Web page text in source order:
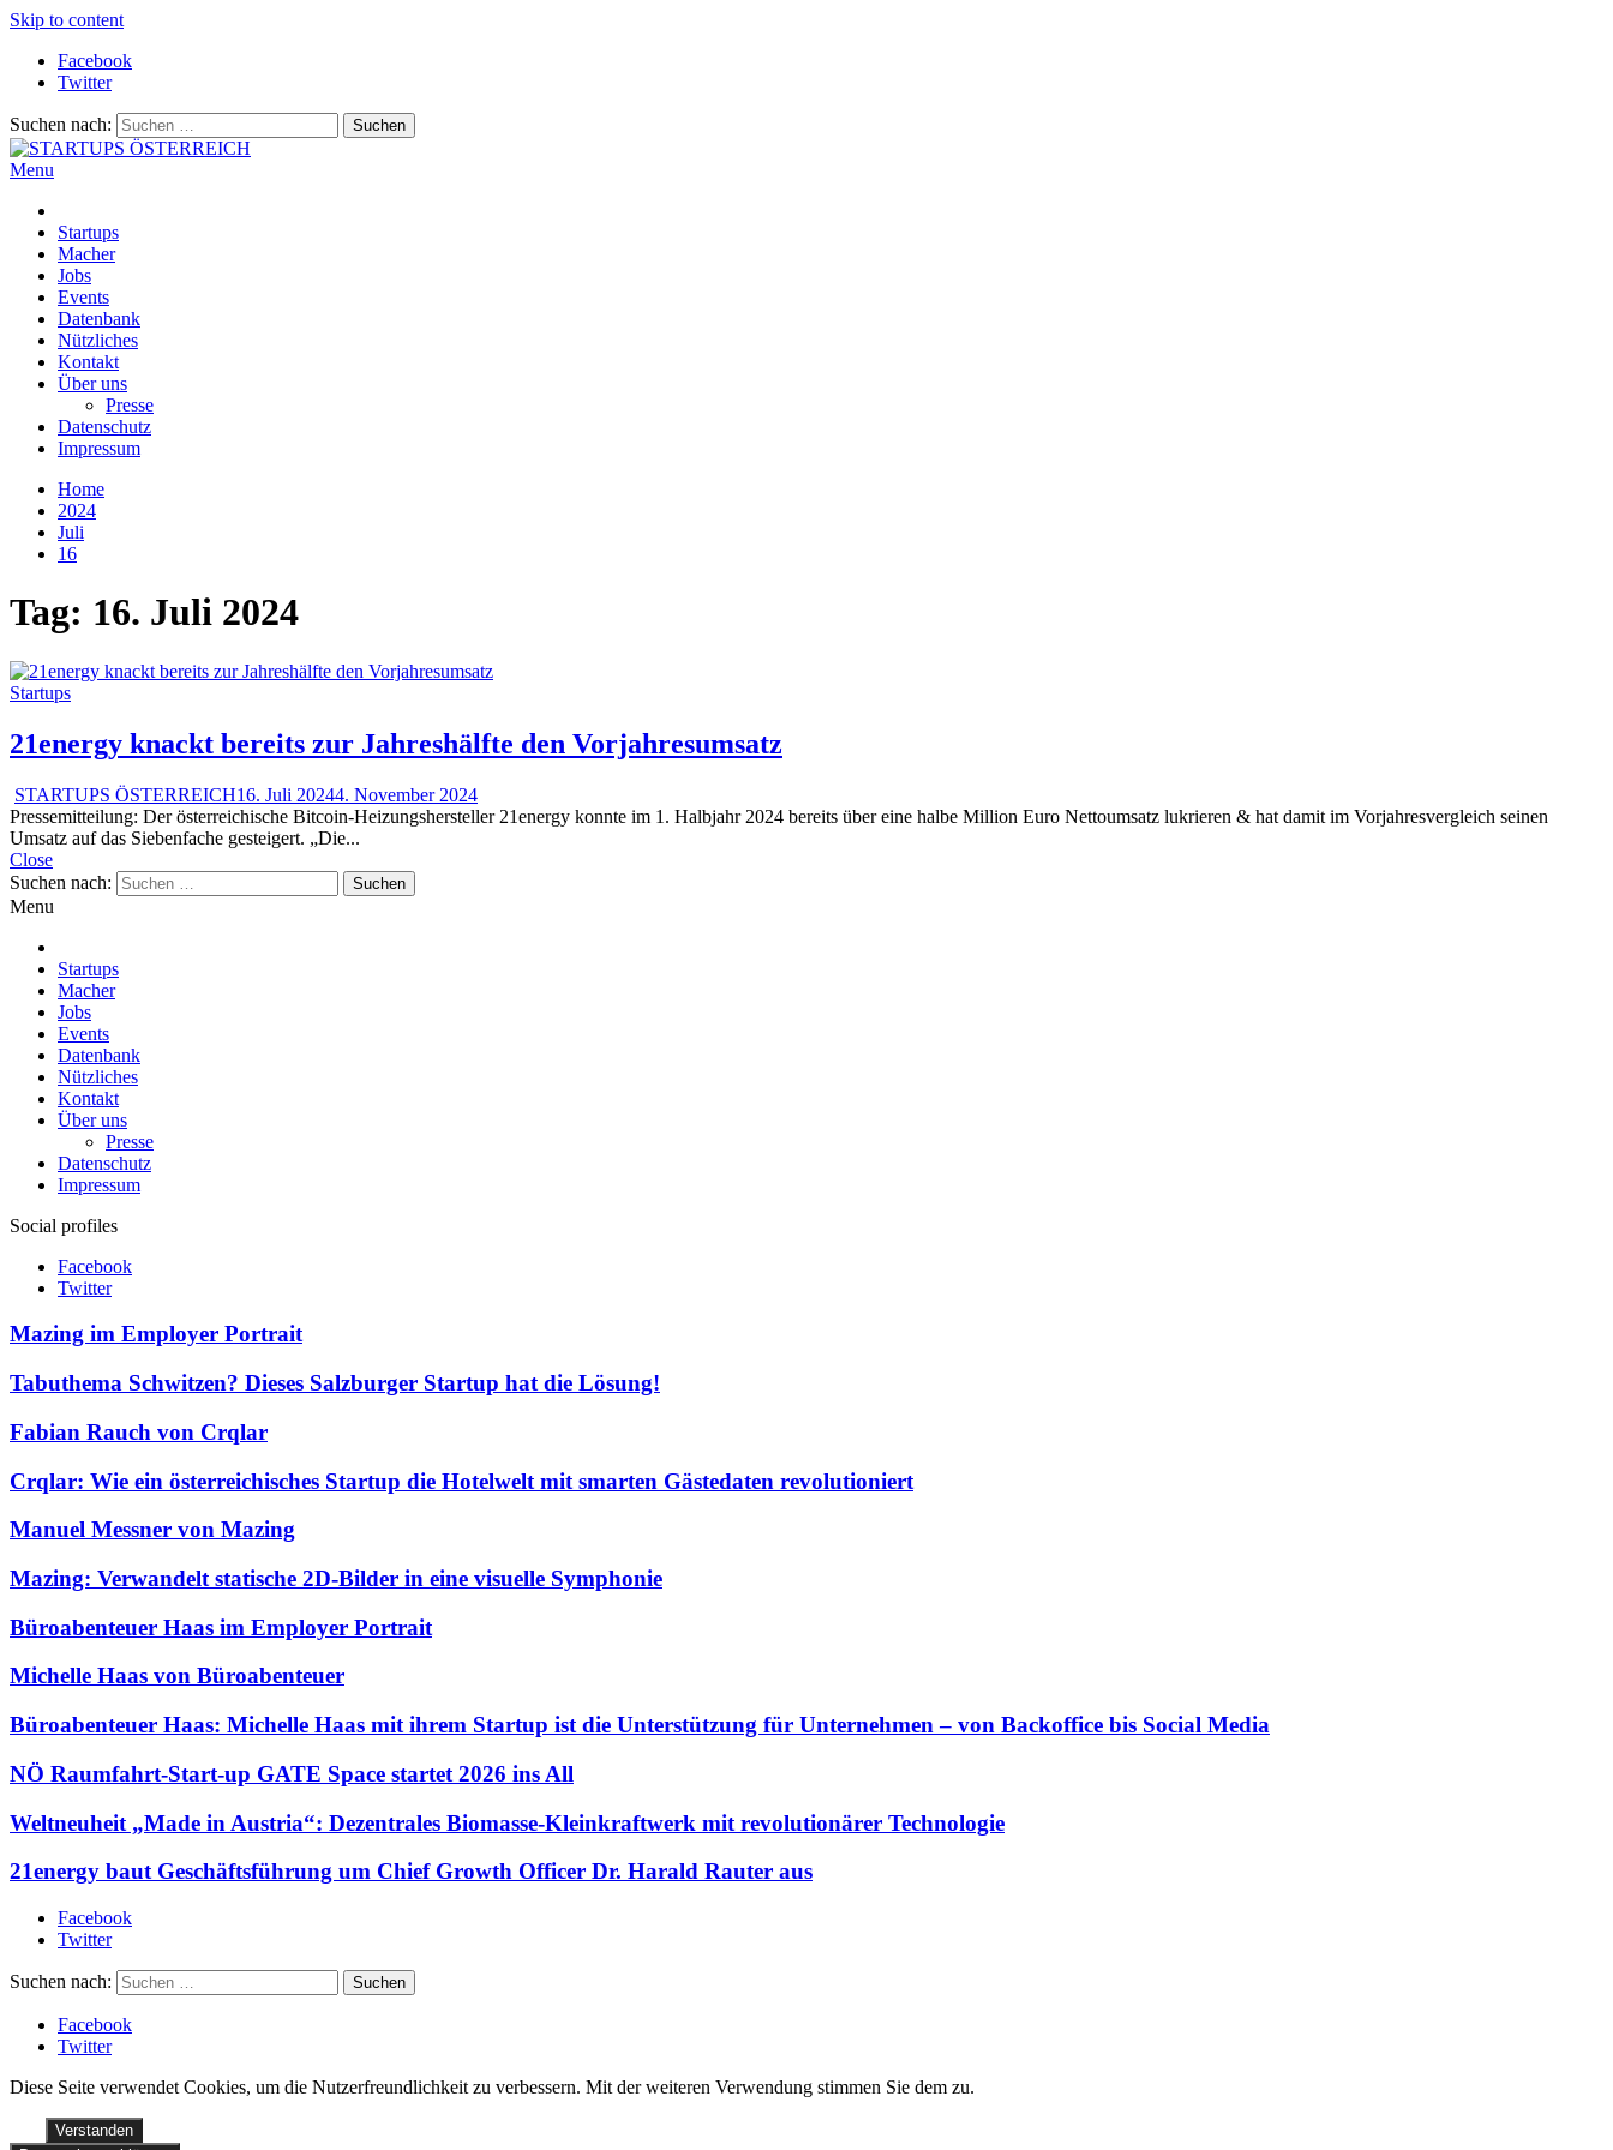
Skip to content
Facebook
Twitter
Suchen nach:
Menu
Startups
Macher
Jobs
Events
Datenbank
Nützliches
Kontakt
Über uns
Presse
Datenschutz
Impressum
Home
2024
Juli
16
Tag: 16. Juli 2024
Startups
21energy knackt bereits zur Jahreshälfte den Vorjahresumsatz
STARTUPS ÖSTERREICH16. Juli 20244. November 2024
Pressemitteilung: Der österreichische Bitcoin-Heizungshersteller 21energy konnte im 1. Halbjahr 2024 bereits über eine halbe Million Euro Nettoumsatz lukrieren & hat damit im Vorjahresvergleich seinen
Umsatz auf das Siebenfache gesteigert. „Die...
Close
Suchen nach:
Menu
Startups
Macher
Jobs
Events
Datenbank
Nützliches
Kontakt
Über uns
Presse
Datenschutz
Impressum
Social profiles
Facebook
Twitter
Mazing im Employer Portrait
Tabuthema Schwitzen? Dieses Salzburger Startup hat die Lösung!
Fabian Rauch von Crqlar
Crqlar: Wie ein österreichisches Startup die Hotelwelt mit smarten Gästedaten revolutioniert
Manuel Messner von Mazing
Mazing: Verwandelt statische 2D-Bilder in eine visuelle Symphonie
Büroabenteuer Haas im Employer Portrait
Michelle Haas von Büroabenteuer
Büroabenteuer Haas: Michelle Haas mit ihrem Startup ist die Unterstützung für Unternehmen – von Backoffice bis Social Media
NÖ Raumfahrt-Start-up GATE Space startet 2026 ins All
Weltneuheit „Made in Austria“: Dezentrales Biomasse-Kleinkraftwerk mit revolutionärer Technologie
21energy baut Geschäftsführung um Chief Growth Officer Dr. Harald Rauter aus
Facebook
Twitter
Suchen nach:
Facebook
Twitter
Diese Seite verwendet Cookies, um die Nutzerfreundlichkeit zu verbessern. Mit der weiteren Verwendung stimmen Sie dem zu.
Verstanden